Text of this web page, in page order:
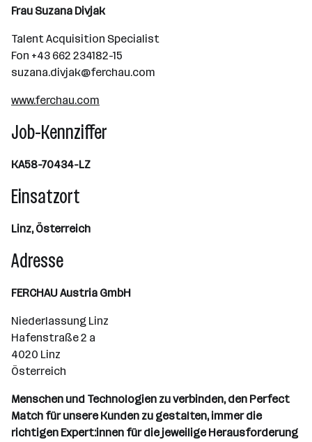
Frau Suzana Divjak
Talent Acquisition Specialist
Fon +43 662 234182-15
suzana.divjak@ferchau.com
www.ferchau.com
Job-Kennziffer
KA58-70434-LZ
Einsatzort
Linz, Österreich
Adresse
FERCHAU Austria GmbH
Niederlassung Linz
Hafenstraße 2 a
4020 Linz
Österreich
Menschen und Technologien zu verbinden, den Perfect
Match für unsere Kunden zu gestalten, immer die
richtigen Expert:innen für die jeweilige Herausforderung